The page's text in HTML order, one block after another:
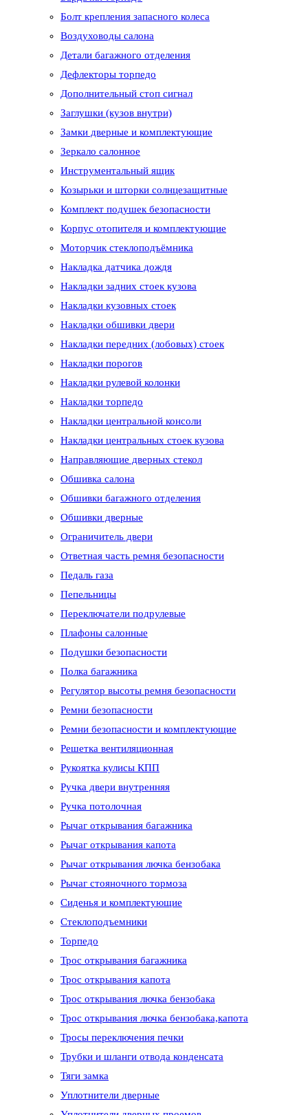
Болт крепления запасного колеса
Воздуховоды салона
Детали багажного отделения
Дефлекторы торпедо
Дополнительный стоп сигнал
Заглушки (кузов внутри)
Замки дверные и комплектующие
Зеркало салонное
Инструментальный ящик
Козырьки и шторки солнцезащитные
Комплект подушек безопасности
Корпус отопителя и комплектующие
Моторчик стеклоподъёмника
Накладка датчика дождя
Накладки задних стоек кузова
Накладки кузовных стоек
Накладки обшивки двери
Накладки передних (лобовых) стоек
Накладки порогов
Накладки рулевой колонки
Накладки торпедо
Накладки центральной консоли
Накладки центральных стоек кузова
Направляющие дверных стекол
Обшивка салона
Обшивки багажного отделения
Обшивки дверные
Ограничитель двери
Ответная часть ремня безопасности
Педаль газа
Пепельницы
Переключатели подрулевые
Плафоны салонные
Подушки безопасности
Полка багажника
Регулятор высоты ремня безопасности
Ремни безопасности
Ремни безопасности и комплектующие
Решетка вентиляционная
Рукоятка кулисы КПП
Ручка двери внутренняя
Ручка потолочная
Рычаг открывания багажника
Рычаг открывания капота
Рычаг открывания лючка бензобака
Рычаг стояночного тормоза
Сиденья и комплектующие
Стеклоподъемники
Торпедо
Трос открывания багажника
Трос открывания капота
Трос открывания лючка бензобака
Трос открывания лючка бензобака,капота
Тросы переключения печки
Трубки и шланги отвода конденсата
Тяги замка
Уплотнители дверные